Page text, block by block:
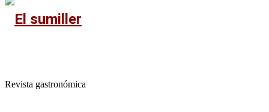
Revista gastronómica